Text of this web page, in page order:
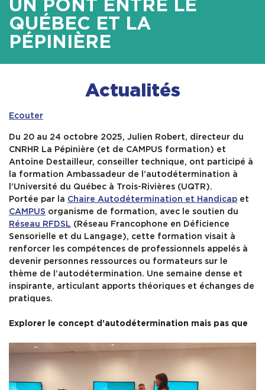
Contact & Accès
UN PONT ENTRE LE
QUÉBEC ET LA
PÉPINIÈRE
Actualités
Ecouter
Du 20 au 24 octobre 2025, Julien Robert, directeur du
CNRHR La Pépinière (et de CAMPUS formation) et
Antoine Destailleur, conseiller technique, ont participé à
la formation Ambassadeur de l’autodétermination à
l’Université du Québec à Trois-Rivières (UQTR).
Portée par la Chaire Autodétermination et Handicap et
CAMPUS organisme de formation, avec le soutien du
Réseau RFDSL (Réseau Francophone en Déficience
Sensorielle et du Langage), cette formation visait à
renforcer les compétences de professionnels appelés à
devenir personnes ressources ou formateurs sur le
thème de l’autodétermination. Une semaine dense et
inspirante, articulant apports théoriques et échanges de
pratiques.
Explorer le concept d’autodétermination mais pas que